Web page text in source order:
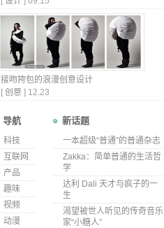
接吻挎包的浪漫创意设计
[ 创意 ] 12.23
导航
科技
互联网
产品
趣味
视频
动漫
新话题
一本超级“普通”的普通杂志
Zakka：简单普通的生活哲
学
达利 Dali 天才与疯子的一
生
渴望被世人听见的传奇音乐
家“小糖人”